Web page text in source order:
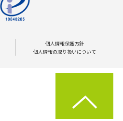
個人情報保護方針
個人情報の取り扱いについて